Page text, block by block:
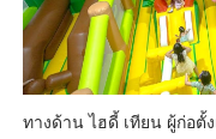
ทางด้าน ไฮดี้ เทียน ผู้ก่อตั้